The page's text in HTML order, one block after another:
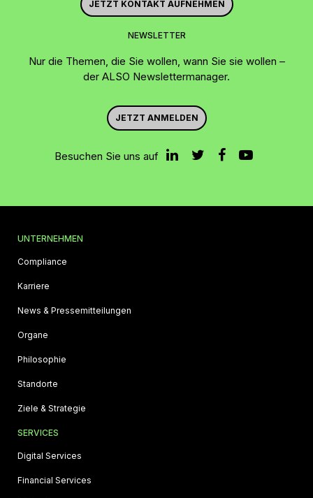
JETZT KONTAKT AUFNEHMEN
NEWSLETTER
Nur die Themen, die Sie wollen, wann Sie sie wollen –
der ALSO Newslettermanager.
JETZT ANMELDEN
Besuchen Sie uns auf
UNTERNEHMEN
Compliance
Karriere
News & Pressemitteilungen
Organe
Philosophie
Standorte
Ziele & Strategie
SERVICES
Digital Services
Financial Services